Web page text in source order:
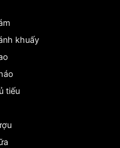
khuấy
tiếu